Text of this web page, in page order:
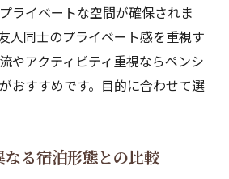
ライベートな空間が確保されま
人同士のプライベート感を重視す
やアクティビティ重視ならペンシ
おすすめです。目的に合わせて選
る宿泊形態との比較